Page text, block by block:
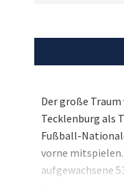
Der große
Tecklenburg als
Fußball-
vorne
aufgewachsene
Spielerin sehr